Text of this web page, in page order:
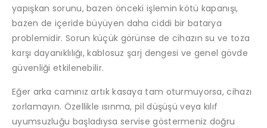
yapışkan sorunu, bazen önceki işlemin kötü kapanışı,
bazen de içeride büyüyen daha ciddi bir batarya
problemidir. Sorun küçük görünse de cihazın su ve toza
karşı dayanıklılığı, kablosuz şarj dengesi ve genel gövde
güvenliği etkilenebilir.
Eğer arka camınız artık kasaya tam oturmuyorsa, cihazı
zorlamayın. Özellikle ısınma, pil düşüşü veya kılıf
uyumsuzluğu başladıysa servise göstermeniz doğru